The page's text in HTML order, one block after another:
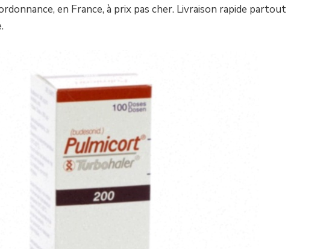
en France, à prix pas cher. Livraison rapide partout